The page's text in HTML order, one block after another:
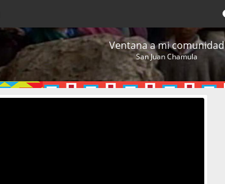
Ventana a mi comunidad
San Juan Chamula